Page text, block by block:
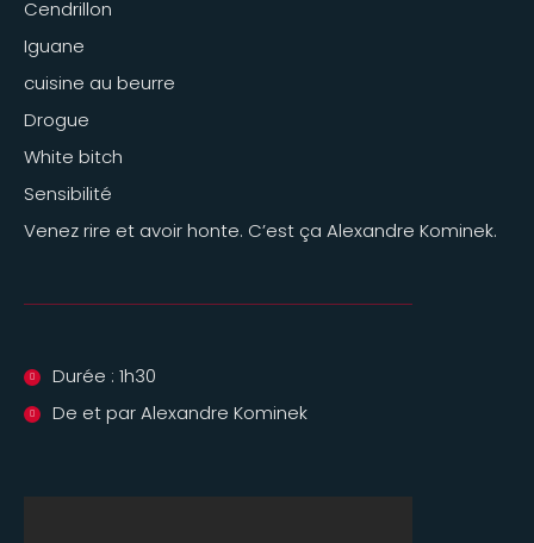
Cendrillon
Iguane
cuisine au beurre
Drogue
White bitch
Sensibilité
Venez rire et avoir honte. C’est ça Alexandre Kominek.
Durée : 1h30
De et par Alexandre Kominek